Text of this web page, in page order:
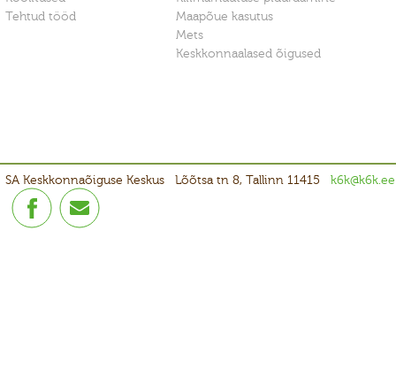
Tehtud tööd
Maapõue kasutus
Mets
Keskkonnaalased õigused
SA Keskkonnaõiguse Keskus Lõõtsa tn 8, Tallinn 11415 k6k@k6k.ee